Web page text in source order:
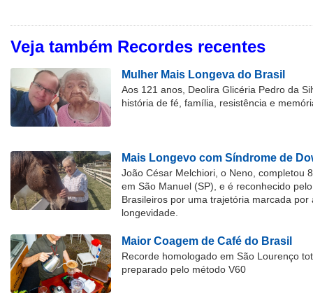
Veja também Recordes recentes
Mulher Mais Longeva do Brasil
Aos 121 anos, Deolira Glicéria Pedro da
história de fé, família, resistência e
Mais Longevo com Síndrome de
João César Melchiori, o Neno, completou
em São Manuel (SP), e é reconhecido
Brasileiros por uma trajetória marcada por
longevidade.
Maior Coagem de Café do Brasil
Recorde homologado em São Lourenço
preparado pelo método V60